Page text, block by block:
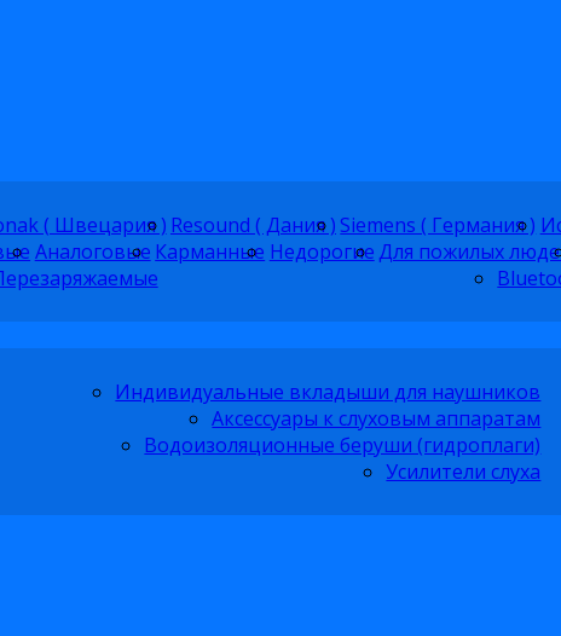
( Швецария ) Resound ( Дания ) Siemens ( Германия )
Аналоговые Карманные НедорогиеДля пожилых
Индивидуальные вкладыши для наушников
Аксессуары к слуховым аппаратам
Водоизоляционные беруши (гидроплаги)
Усилители слуха